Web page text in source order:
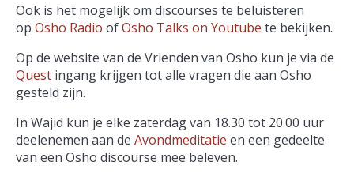
Ook is het mogelijk om discourses te beluisteren
op Osho Radio ofOsho Talks on Youtube te bekijken.
Op de website van de Vrienden van Osho kun je via de
Quest ingang krijgen tot alle vragen die aan Osho
gesteld zijn.
In Wajid kun je elke zaterdag van 18.30 tot 20.00 uur
deelenemen aan de Avondmeditatie en een gedeelte
van een Osho discourse mee beleven.